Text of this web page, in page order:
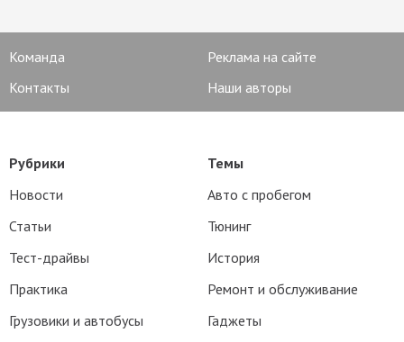
Команда
Реклама на сайте
Контакты
Наши авторы
Рубрики
Новости
Статьи
Тест-драйвы
Практика
Грузовики и автобусы
Темы
Авто с пробегом
Тюнинг
История
Ремонт и обслуживание
Гаджеты